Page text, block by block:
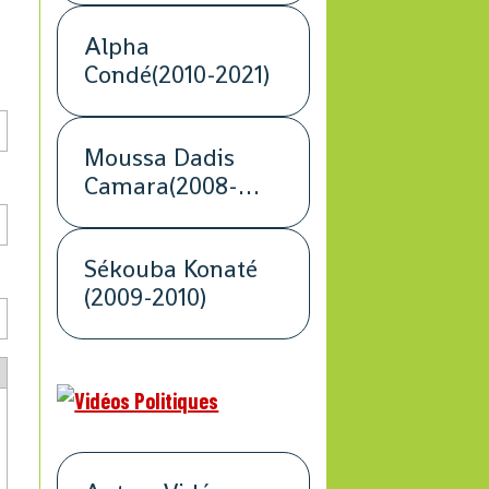
Alpha
Condé(2010-2021)
Moussa Dadis
Camara(2008-
Sékouba Konaté
(2009-2010)